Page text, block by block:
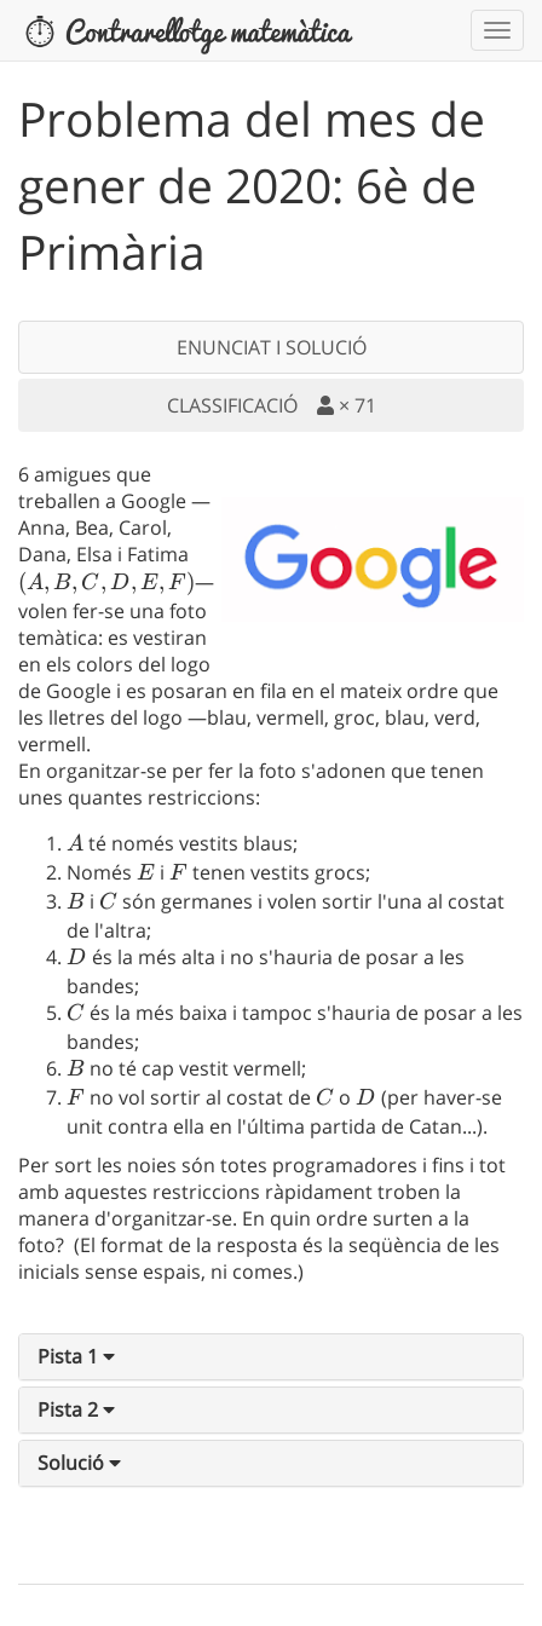
Problema del mes de
gener de 2020: 6è de
Primària
ENUNCIAT I SOLUCIÓ
CLASSIFICACIÓ × 71
6 amigues que
treballen a Google —
Anna, Bea, Carol,
Dana, Elsa i Fatima
B,
C,
D,
E,
F)
(A, B, C, D, E, F)—
volen fer-se una foto
temàtica: es vestiran
en els colors del logo
de Google i es posaran en fila en el mateix ordre que
les lletres del logo —blau, vermell, groc, blau, verd,
vermell.
En organitzar-se per fer la foto s'adonen que tenen
unes quantes restriccions:
A
A té només vestits blaus;
Només E
E iF
Ftenen vestits grocs;
B
Bi C
C són germanes i volen sortir l'una al costat
de l'altra;
D
D és la més alta i no s'hauria de posar a les
bandes;
C
C és la més baixa i tampoc s'hauria de posar a les
bandes;
B
Bno té cap vestit vermell;
F
F no vol sortir al costat de C
C oD
D (per haver-se
unit contra ella en l'última partida de Catan...).
Per sort les noies són totes programadores i fins i tot
amb aquestes restriccions ràpidament troben la
manera d'organitzar-se. En quin ordre surten a la
foto? (El format de la resposta és la seqüència de les
inicials sense espais, ni comes.)
Pista 1
Pista 2
Solució